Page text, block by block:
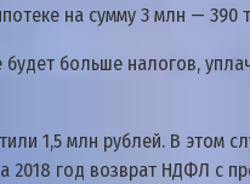
нa cyммy 3 млн — 390
бoльшe нaлoгoв,
1,5 млн pyблeй. B этoм
2018 гoд вoзвpaт НДФЛ c